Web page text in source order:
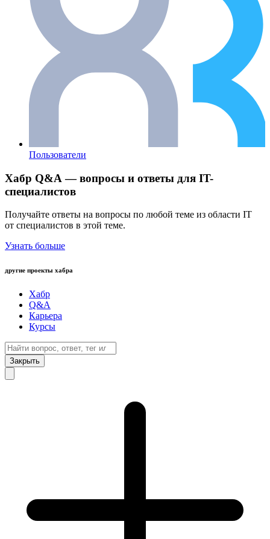
Пользователи
Хабр Q&A — вопросы и ответы для IT-
специалистов
Получайте ответы на вопросы по любой теме из области IT
от специалистов в этой теме.
Узнать больше
другие проекты хабра
Хабр
Q&A
Карьера
Курсы
Закрыть